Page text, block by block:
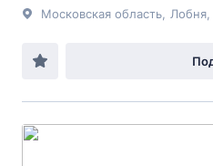
Московская область Лобня